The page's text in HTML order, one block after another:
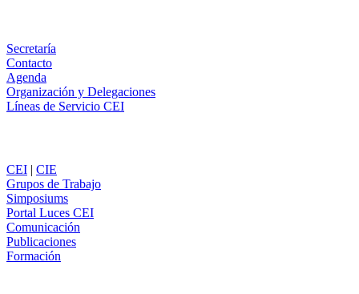
Secretaría
Contacto
Agenda
Organización y Delegaciones
Líneas de Servicio CEI
CEI | CIE
Grupos de Trabajo
Simposiums
Portal Luces CEI
Comunicación
Publicaciones
Formación